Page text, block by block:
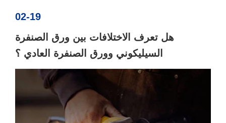
02-19
هل تعرف الاختلافات بين ورق الصنفرة
السيليكوني وورق الصنفرة العادي ؟